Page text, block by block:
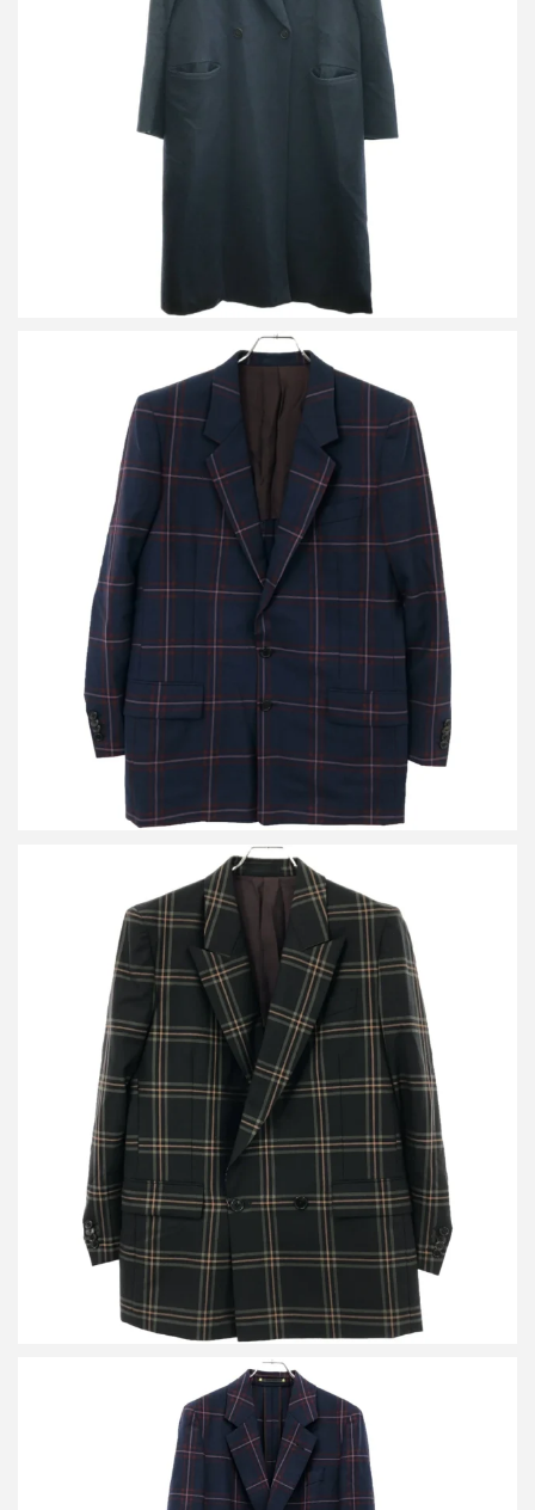
ポールスミス 15AW カシミヤチェスターコート
ポールスミス 19SS ハイコントラストチェック シングル3ピース
セットアップスーツ
買取金額16,800円
詳しく見る
ポールスミス 19SS ハイコントラストチェック ダブルブレスト 3
ピースセットアップスーツ
買取金額16,800円
詳しく見る